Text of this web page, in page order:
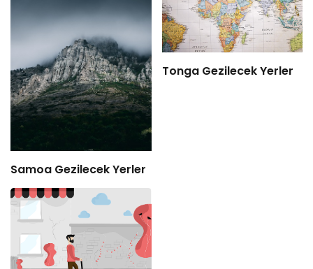
Samoa Gezilecek Yerler
Tonga Gezilecek Yerler